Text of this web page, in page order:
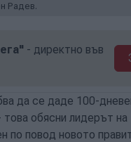
Радев.
- директно във
да се даде 100-
това обясни лидерът
по повод новото